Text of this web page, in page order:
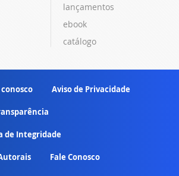
lançamentos
ebook
catálogo
Aviso de Privacidade
de Integridade
Fale Conosco